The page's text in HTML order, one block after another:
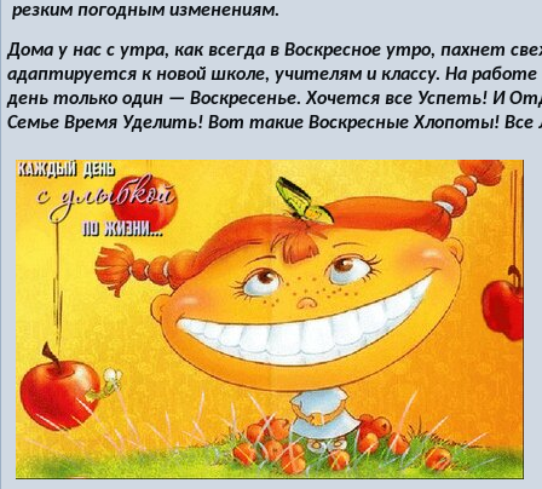
резким погодным изменениям.
Дома у нас с утра, как всегда в Воскресное утро, пахнет
адаптируется к новой школе, учителям и классу. На
день только один — Воскресенье. Хочется все Успеть! И
Семье Время Уделить! Вот такие Воскресные Хлопоты! Все